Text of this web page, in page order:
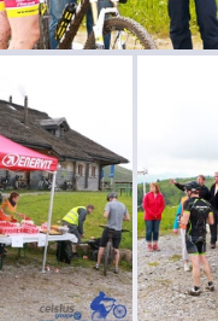
BerGiBike 2016 058